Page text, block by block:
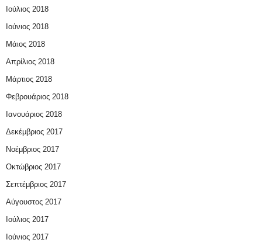
Ιούλιος 2018
Ιούνιος 2018
Μάιος 2018
Απρίλιος 2018
Μάρτιος 2018
Φεβρουάριος 2018
Ιανουάριος 2018
Δεκέμβριος 2017
Νοέμβριος 2017
Οκτώβριος 2017
Σεπτέμβριος 2017
Αύγουστος 2017
Ιούλιος 2017
Ιούνιος 2017